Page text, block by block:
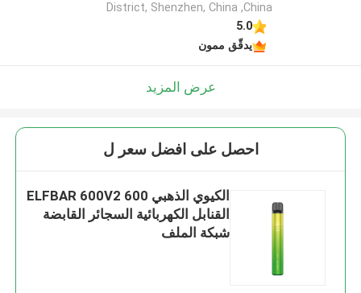
District, Shenzhen, China ,China
5.0
يدقّق ممون
عرض المزيد
احصل على افضل سعر ل
الكيوي الذهبي ELFBAR 600V2 600
القنابل الكهربائية السجائر القابضة
شبكة الملف